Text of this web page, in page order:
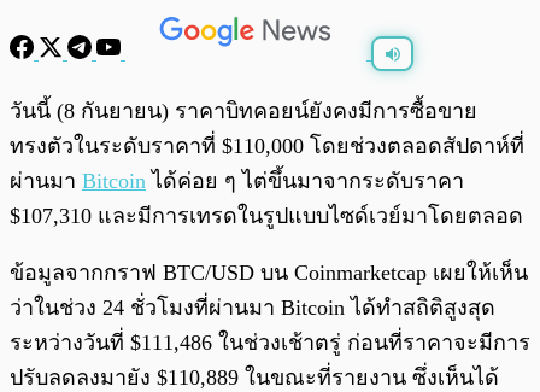
พร้อมเล่น 0:00
วันนี้ (8 กันยายน) ราคาบิทคอยน์ยังคงมีการซื้อขาย
ทรงตัวในระดับราคาที่ $110,000 โดยช่วงตลอดสัปดาห์ที่
ผ่านมา Bitcoin ได้ค่อย ๆ ไต่ขึ้นมาจากระดับราคา
$107,310 และมีการเทรดในรูปแบบไซด์เวย์มาโดยตลอด
ข้อมูลจากกราฟ BTC/USD บน Coinmarketcap เผยให้เห็น
ว่าในช่วง 24 ชั่วโมงที่ผ่านมา Bitcoin ได้ทำสถิติสูงสุด
ระหว่างวันที่ $111,486 ในช่วงเช้าตรู่ ก่อนที่ราคาจะมีการ
ปรับลดลงมายัง $110,889 ในขณะที่รายงาน ซึ่งเห็นได้